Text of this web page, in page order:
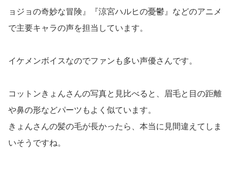
ョジョの奇妙な冒険』『涼宮ハルヒの憂鬱』などのアニメ
で主要キャラの声を担当しています。
イケメンボイスなのでファンも多い声優さんです。
コットンきょんさんの写真と見比べると、眉毛と目の距離
や鼻の形などパーツもよく似ています。
きょんさんの髪の毛が長かったら、本当に見間違えてしま
いそうですね。